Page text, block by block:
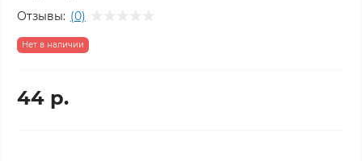
Отзывы: (0)
Нет в наличии
44 р.